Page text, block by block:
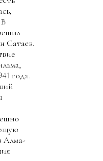
Сатаев.
года.
Алма-